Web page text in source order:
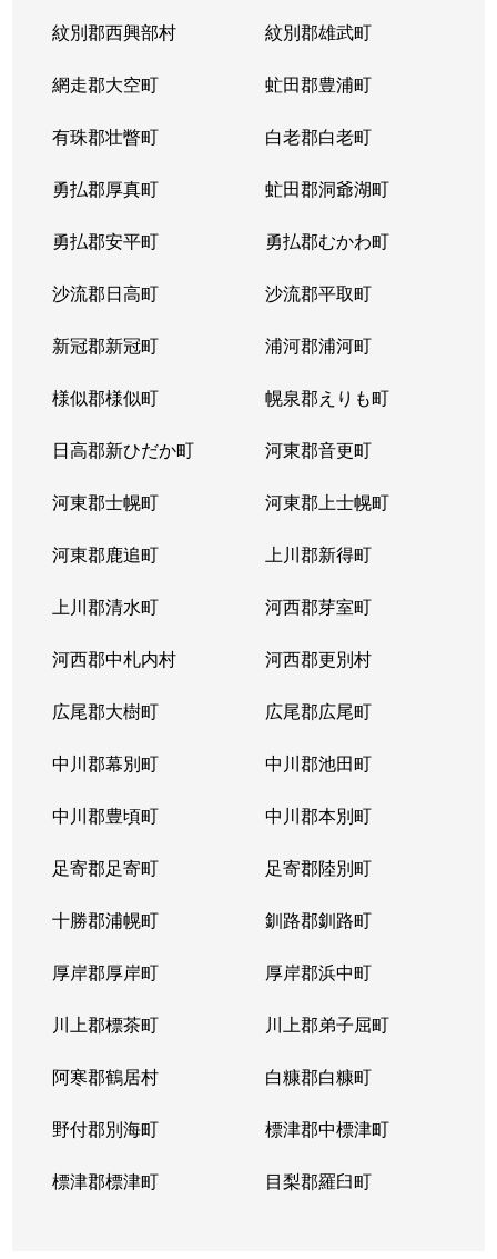
紋別郡西興部村 紋別郡雄武町
網走郡大空町 虻田郡豊浦町
有珠郡壮瞥町 白老郡白老町
勇払郡厚真町 虻田郡洞爺湖町
勇払郡安平町 勇払郡むかわ町
沙流郡日高町 沙流郡平取町
新冠郡新冠町 浦河郡浦河町
様似郡様似町 幌泉郡えりも町
日高郡新ひだか町 河東郡音更町
河東郡士幌町 河東郡上士幌町
河東郡鹿追町 上川郡新得町
上川郡清水町 河西郡芽室町
河西郡中札内村 河西郡更別村
広尾郡大樹町 広尾郡広尾町
中川郡幕別町 中川郡池田町
中川郡豊頃町 中川郡本別町
足寄郡足寄町 足寄郡陸別町
十勝郡浦幌町 釧路郡釧路町
厚岸郡厚岸町 厚岸郡浜中町
川上郡標茶町 川上郡弟子屈町
阿寒郡鶴居村 白糠郡白糠町
野付郡別海町 標津郡中標津町
標津郡標津町 目梨郡羅臼町